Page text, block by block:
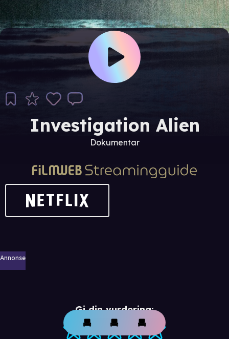
Investigation Alien
Dokumentar
Annonse
Gi din vurdering: